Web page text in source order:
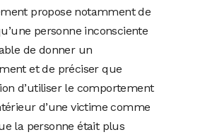
propose notamment de
personne inconsciente
de donner un
et de préciser que
d’utiliser le comportement
d’une victime comme
la personne était plus